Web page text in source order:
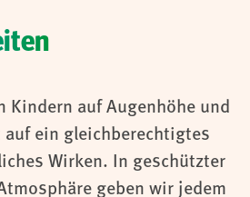
Kindern auf Augenhöhe und
auf ein gleichberechtigtes
Wirken. In geschützter
geben wir jedem